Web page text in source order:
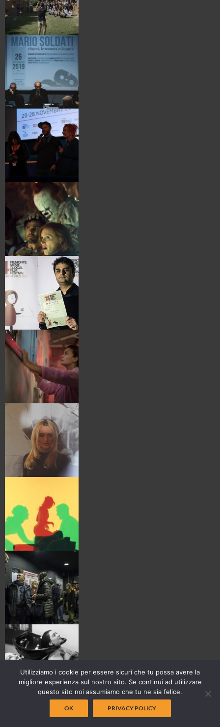
Utilizziamo i cookie per essere sicuri che tu possa avere la
migliore esperienza sul nostro sito. Se continui ad utilizzare
questo sito noi assumiamo che tu ne sia felice.
OK PRIVACY POLICY